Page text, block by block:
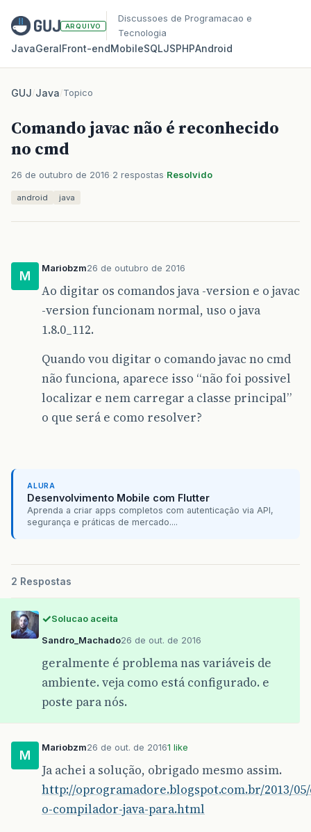
ARQUIVO
Discussoes de Programacao e
Tecnologia
JavaGeralFront‑endMobileSQLJSPHPAndroid
GUJ/Java/Topico
Comando javac não é reconhecido
no cmd
26 de outubro de 2016 2 respostas Resolvido
android java
M
Mariobzm26 de outubro de 2016
Ao digitar os comandos java -version e o javac
-version funcionam normal, uso o java
1.8.0_112.
Quando vou digitar o comando javac no cmd
não funciona, aparece isso “não foi possivel
localizar e nem carregar a classe principal”
o que será e como resolver?
ALURA
Desenvolvimento Mobile com Flutter
Aprenda a criar apps completos com autenticação via API,
segurança e práticas de mercado....
2 Respostas
Solucao aceita
Sandro_Machado26 de out. de 2016
geralmente é problema nas variáveis de
ambiente. veja como está configurado. e
poste para nós.
M
Mariobzm26 de out. de 20161 like
Ja achei a solução, obrigado mesmo assim.
http://oprogramadore.blogspot.com.br/2013/
o-compilador-java-para.html